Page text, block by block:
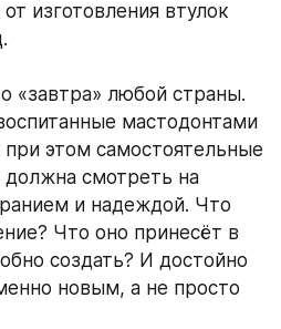
изготовления втулок
«завтра» любой страны.
мастодонтами
этом самостоятельные
смотреть на
и надеждой. Что
Что оно принесёт в
создать? И достойно
новым, а не просто